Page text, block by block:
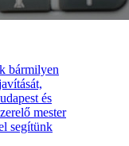
bármilyen
és
mester
segítünk